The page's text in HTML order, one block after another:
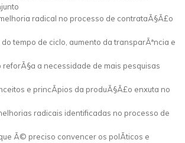
radical no processo de contrataÃ§Ã£o
tempo de ciclo, aumento da transparÃªncia e
reforÃ§a a necessidade de mais pesquisas
e princÃ­pios da produÃ§Ã£o enxuta no
radicais identificadas no processo de
Ã© preciso convencer os polÃ­ticos e